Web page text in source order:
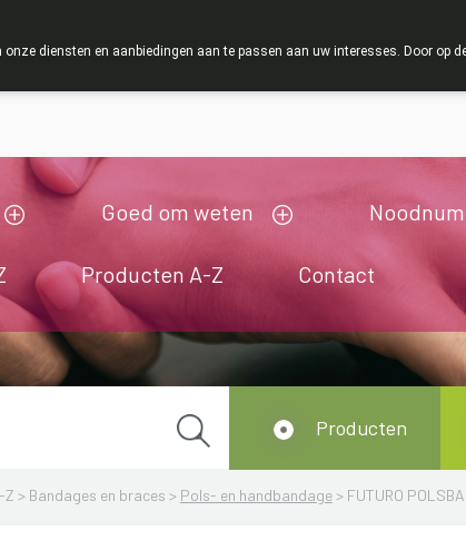
Goed om weten
Producten A-Z Contact
Z > Bandages en braces > Pols- en handbandage> FUTURO
Producten
diensten en aanbiedingen aan te passen aan uw interesses. Door op